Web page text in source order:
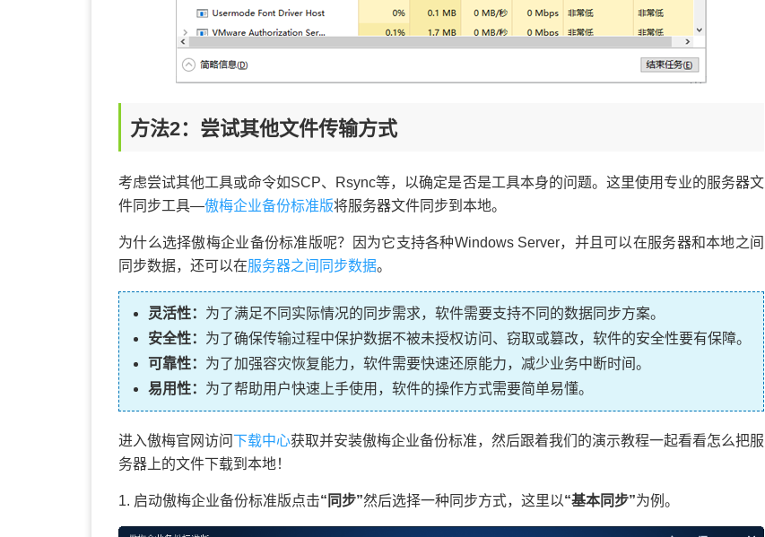
方法2：尝试其他文件传输方式
考虑尝试其他工具或命令如SCP、Rsync等，以确定是否是工具本身的问题。这里使用专业的服务器文
件同步工具—傲梅企业备份标准版将服务器文件同步到本地。
为什么选择傲梅企业备份标准版呢？因为它支持各种Windows Server，并且可以在服务器和本地之间
同步数据，还可以在服务器之间同步数据。
灵活性： 为了满足不同实际情况的同步需求，软件需要支持不同的数据同步方案。
安全性： 为了确保传输过程中保护数据不被未授权访问、窃取或篡改，软件的安全性要有保障。
可靠性： 为了加强容灾恢复能力，软件需要快速还原能力，减少业务中断时间。
易用性： 为了帮助用户快速上手使用，软件的操作方式需要简单易懂。
进入傲梅官网访问下载中心获取并安装傲梅企业备份标准，然后跟着我们的演示教程一起看看怎么把服
务器上的文件下载到本地！
1. 启动傲梅企业备份标准版点击“同步”然后选择一种同步方式，这里以“基本同步”为例。